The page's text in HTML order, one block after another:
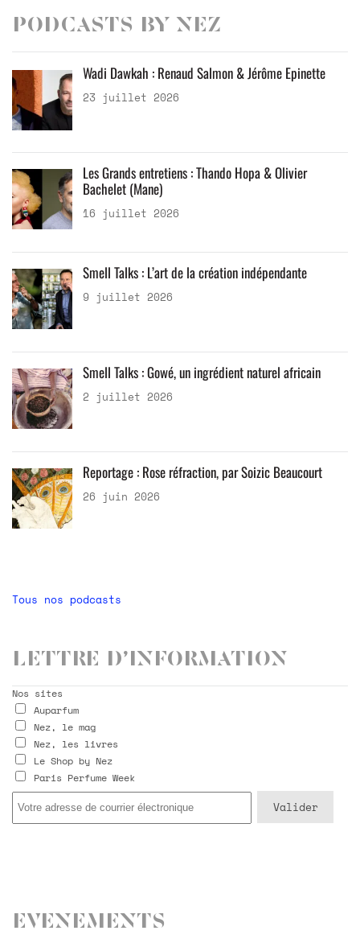
Podcasts by Nez
Wadi Dawkah : Renaud Salmon & Jérôme Epinette
23 juillet 2026
Les Grands entretiens : Thando Hopa & Olivier
Bachelet (Mane)
16 juillet 2026
Smell Talks : L’art de la création indépendante
9 juillet 2026
Smell Talks : Gowé, un ingrédient naturel africain
2 juillet 2026
Reportage : Rose réfraction, par Soizic Beaucourt
26 juin 2026
Tous nos podcasts
Lettre d’information
Nos sites
Auparfum
Nez, le mag
Nez, les livres
Le Shop by Nez
Paris Perfume Week
Evenements